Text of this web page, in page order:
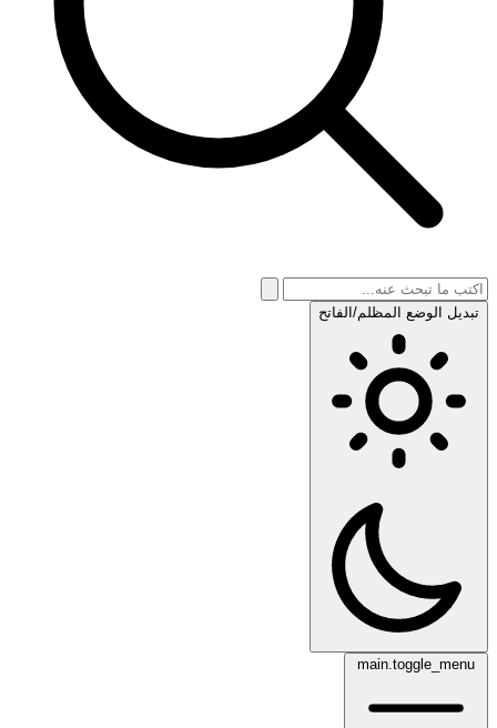
تبديل الوضع المظلم/الفاتح
main.toggle_menu